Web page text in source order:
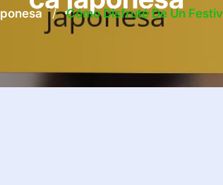
/ Cómo Disfruté De Un